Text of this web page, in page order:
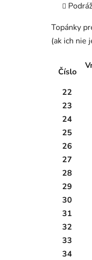
Topánky
(ak ich nie
Číslo
22
23
24
25
26
27
28
29
30
31
32
33
34